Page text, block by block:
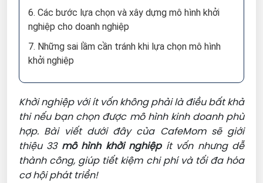
6. Các bước lựa chọn và xây dựng mô hình khởi
nghiệp cho doanh nghiệp
7. Những sai lầm cần tránh khi lựa chọn mô hình
khởi nghiệp
Khởi nghiệp với ít vốn không phải là điều bất khả
thi nếu bạn chọn được mô hình kinh doanh phù
hợp. Bài viết dưới đây của CafeMom sẽ giới
thiệu 33 mô hình khởi nghiệpít vốn nhưng dễ
thành công, giúp tiết kiệm chi phí và tối đa hóa
cơ hội phát triển!